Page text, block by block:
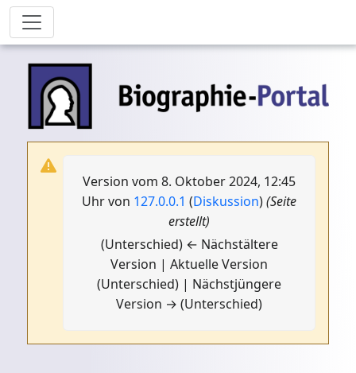
Version vom 8. Oktober 2024, 12:45
Uhr von 127.0.0.1 (Diskussion)(Seite
erstellt)
(Unterschied) ← Nächstältere
Version | Aktuelle Version
(Unterschied) | Nächstjüngere
Version → (Unterschied)